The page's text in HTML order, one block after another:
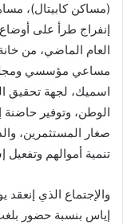
(مساكن كابيتال)،
إنفراج طرأ على أوضاع
العام الماضي، من
مساعي مؤسسي
اسميك، لجهة تحقيق
الوطن، وتوفير
صغار المستثمرين،
تنمية أموالهم وتفعيل